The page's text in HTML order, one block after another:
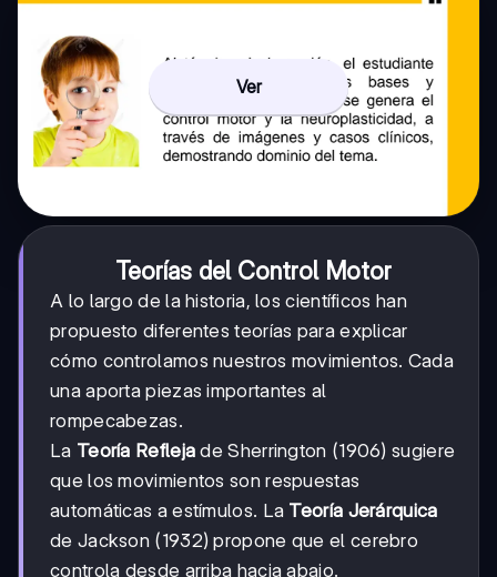
Ver
Teorías del Control Motor
A lo largo de la historia, los científicos han
propuesto diferentes teorías para explicar
cómo controlamos nuestros movimientos. Cada
una aporta piezas importantes al
rompecabezas.
La Teoría Refleja de Sherrington (1906) sugiere
que los movimientos son respuestas
automáticas a estímulos. La Teoría Jerárquica
de Jackson (1932) propone que el cerebro
controla desde arriba hacia abajo.